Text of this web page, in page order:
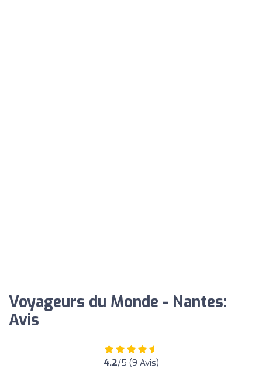
Voyageurs du Monde - Nantes:
Avis
4.2/5 (9 Avis)